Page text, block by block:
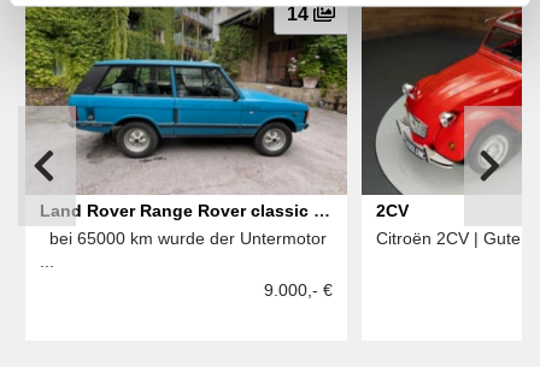
14
Land Rover Range Rover classic 3
Door
bei 65000 km wurde der Untermotor
...
9.000,- €
2CV
Citroën 2CV | Guter